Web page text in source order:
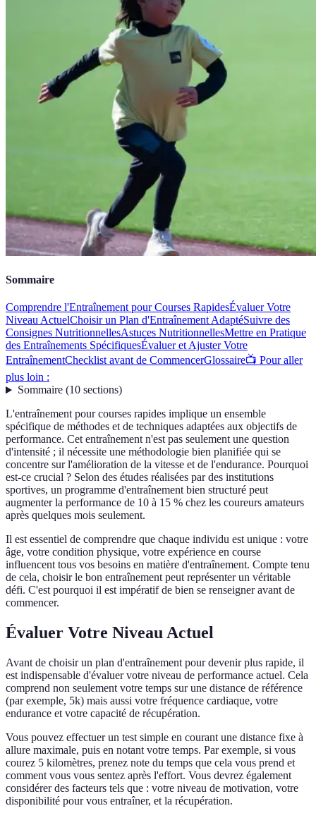
Sommaire
Comprendre l'Entraînement pour Courses RapidesÉvaluer Votre
Niveau ActuelChoisir un Plan d'Entraînement AdaptéSuivre des
Consignes NutritionnellesAstuces NutritionnellesMettre en Pratique
des Entraînements SpécifiquesÉvaluer et Ajuster Votre
EntraînementChecklist avant de CommencerGlossaire📺 Pour aller
plus loin :
Sommaire(10 sections)
L'entraînement pour courses rapides implique un ensemble
spécifique de méthodes et de techniques adaptées aux objectifs de
performance. Cet entraînement n'est pas seulement une question
d'intensité ; il nécessite une méthodologie bien planifiée qui se
concentre sur l'amélioration de la vitesse et de l'endurance. Pourquoi
est-ce crucial ? Selon des études réalisées par des institutions
sportives, un programme d'entraînement bien structuré peut
augmenter la performance de 10 à 15 % chez les coureurs amateurs
après quelques mois seulement.
Il est essentiel de comprendre que chaque individu est unique : votre
âge, votre condition physique, votre expérience en course
influencent tous vos besoins en matière d'entraînement. Compte tenu
de cela, choisir le bon entraînement peut représenter un véritable
défi. C'est pourquoi il est impératif de bien se renseigner avant de
commencer.
Évaluer Votre Niveau Actuel
Avant de choisir un plan d'entraînement pour devenir plus rapide, il
est indispensable d'évaluer votre niveau de performance actuel. Cela
comprend non seulement votre temps sur une distance de référence
(par exemple, 5k) mais aussi votre fréquence cardiaque, votre
endurance et votre capacité de récupération.
Vous pouvez effectuer un test simple en courant une distance fixe à
allure maximale, puis en notant votre temps. Par exemple, si vous
courez 5 kilomètres, prenez note du temps que cela vous prend et
comment vous vous sentez après l'effort. Vous devrez également
considérer des facteurs tels que : votre niveau de motivation, votre
disponibilité pour vous entraîner, et la récupération.